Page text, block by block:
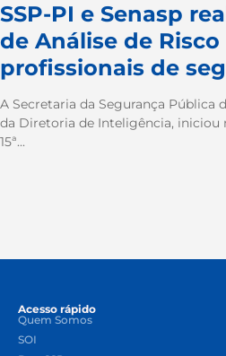
SSP-PI e Senasp
de Análise de Risco
profissionais de
A Secretaria da Segurança Pública
da Diretoria de Inteligência, iniciou
15ª...
Acesso rápido
Quem Somos
SOI